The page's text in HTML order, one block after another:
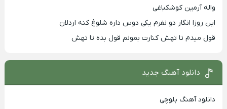
واله آرمین کوشکباغی
این روزا انگار دو نفرم یکی دوس داره شلوغ کنه اردلان
قول میدم تا تهش کنارت بمونم قول بده تا تهش
دانلود آهنگ جدید
دانلود آهنگ بلوچی